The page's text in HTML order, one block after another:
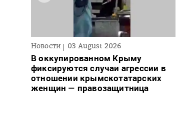
Новости 03 August 2026
В оккупированном Крыму
фиксируются случаи агрессии в
отношении крымскотатарских
женщин — правозащитница